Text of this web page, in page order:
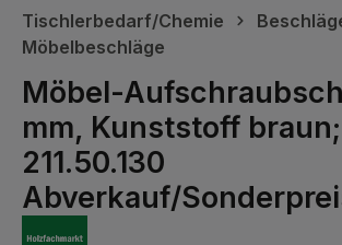
Tischlerbedarf/Chemie
Möbelbeschläge
Möbel-
mm, Kunststoff braun;
211.50.130
Abverkauf/